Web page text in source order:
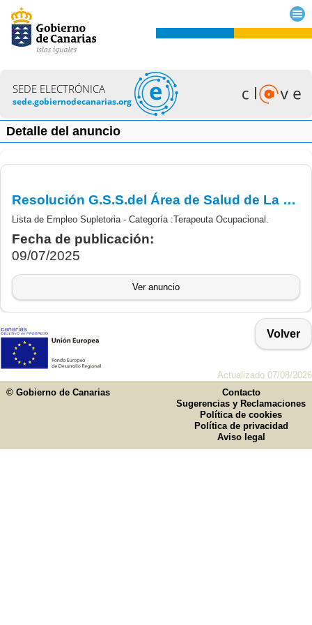
SEDE ELECTRÓNICA
sede.gobiernodecanarias.org
Detalle del anuncio
Resolución G.S.S.del Área de Salud de La Palma, por la que se aprueba Lista de Empleo en el marco de convocatoria la constitución de Lista de Empleo Supletoria - Terapeuta Ocupacional.
Lista de Empleo Supletoria - Categoría :Terapeuta Ocupacional.
Fecha de publicación:
09/07/2025
Ver anuncio
Volver
Actualizado 07/08/2026
© Gobierno de Canarias
Contacto
Sugerencias y Reclamaciones
Política de cookies
Política de privacidad
Aviso legal